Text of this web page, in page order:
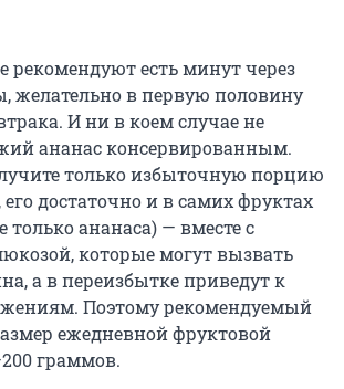
рекомендуют есть минут через
желательно в первую половину
И ни в коем случае не
ананас консервированным.
только избыточную порцию
его достаточно и в самих фруктах
только ананаса) — вместе с
которые могут вызвать
а в переизбытке приведут к
Поэтому рекомендуемый
ежедневной фруктовой
граммов.